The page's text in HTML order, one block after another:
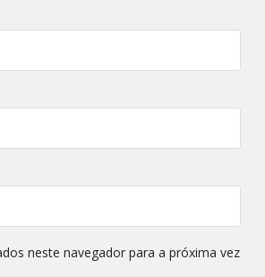
neste navegador para a próxima vez